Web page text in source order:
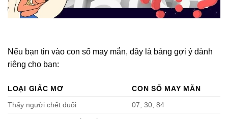
Nếu bạn tin vào con số may mắn, đây là bảng gợi ý dành
riêng cho bạn:
LOẠI GIẤC MƠ
CON SỐ MAY MẮN
Thấy người chết đuối
07, 30, 84